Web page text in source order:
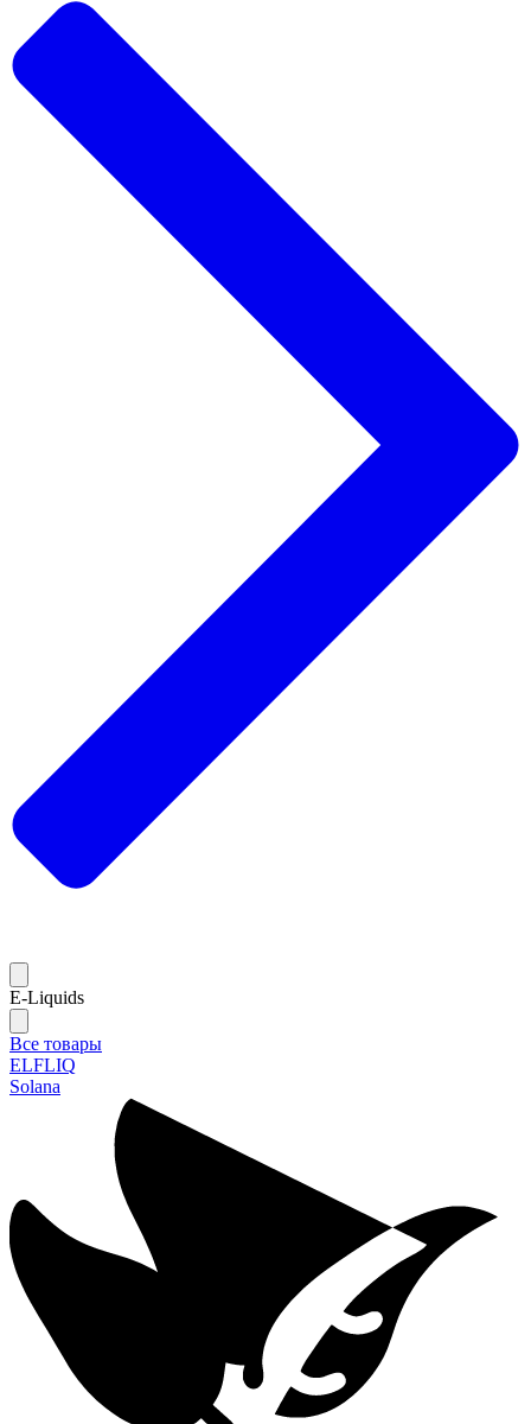
E-Liquids
Все товары
ELFLIQ
Solana